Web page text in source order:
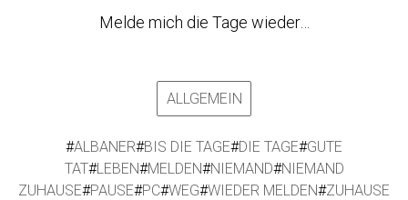
Melde mich die Tage wieder…
ALLGEMEIN
#ALBANER#BIS DIE TAGE#DIE TAGE#GUTE
TAT#LEBEN#MELDEN#NIEMAND#NIEMAND
ZUHAUSE#PAUSE#PC#WEG#WIEDER MELDEN#ZUHAUSE